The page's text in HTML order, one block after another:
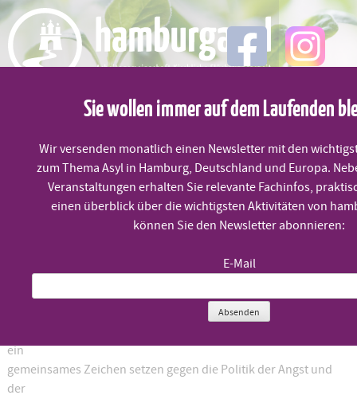
Skip
to
content
MENÜ
Seebrücke Hamburg –
Großdemonstration am 02.09.2018
ein
gemeinsames Zeichen setzen gegen die Politik der Angst und
der
Sie wollen immer auf dem Laufenden
Wir versenden monatlich einen Newsletter mit den
zum Thema Asyl in Hamburg, Deutschland und Europa.
Veranstaltungen erhalten Sie relevante Fachinfos,
einen überblick über die wichtigsten Aktivitäten von
können Sie den Newsletter abonnieren:
E-Mail
Absenden